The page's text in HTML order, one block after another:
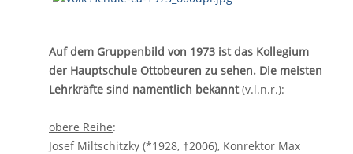
Auf dem Gruppenbild von 1973 ist das Kollegium
der Hauptschule Ottobeuren zu sehen. Die meisten
Lehrkräfte sind namentlich bekannt(v.l.n.r.):
obere Reihe:
Josef Miltschitzky (*1928, †2006), Konrektor Max